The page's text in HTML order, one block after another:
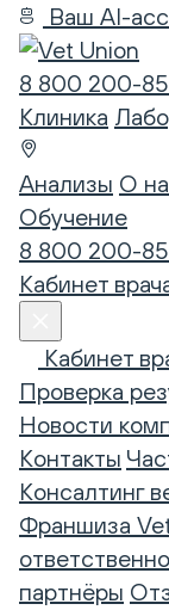
Ваш AI-
8 800 200-
Клиника
Анализы О
Обучение
8 800 200-
Кабинет
Кабинет
Проверка
Новости
Контакты
Консалтинг
Франшиза
партнёры